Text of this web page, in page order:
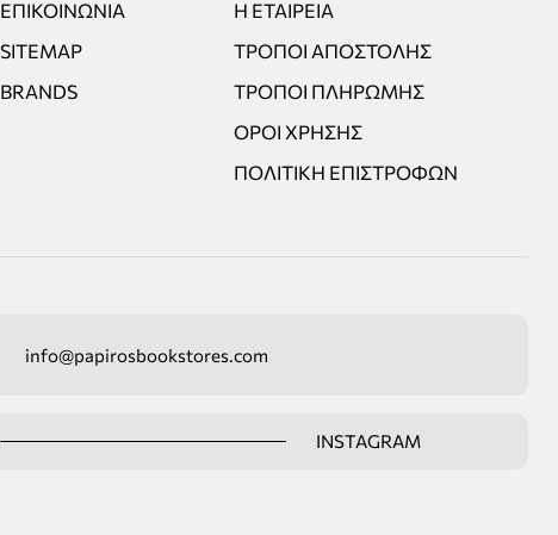
ΕΠΙΚΟΙΝΩΝΊΑ
SITEMAP
BRANDS
Η ΕΤΑΙΡΕΊΑ
ΤΡΌΠΟΙ ΑΠΟΣΤΟΛΉΣ
ΤΡΌΠΟΙ ΠΛΗΡΩΜΉΣ
ΌΡΟΙ ΧΡΉΣΗΣ
ΠΟΛΙΤΙΚΉ ΕΠΙΣΤΡΟΦΏΝ
info@papirosbookstores.com
INSTAGRAM